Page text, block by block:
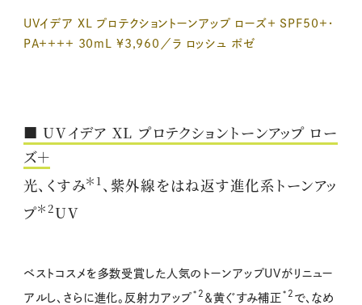
UVイデア XL プロテクショントーンアップ ローズ＋ SPF50+・
PA++++ 30mL ¥3,960／ラ ロッシュ ポゼ
■ UVイデア XL プロテクショントーンアップ ロー
ズ＋
光、くすみ＊1 、紫外線をはね返す進化系トーンアッ
プ＊2UV
ベストコスメを多数受賞した人気のトーンアップUVがリニュー
アルし、さらに進化。反射力アップ *2 ＆黄ぐすみ補正 *2 で、なめ